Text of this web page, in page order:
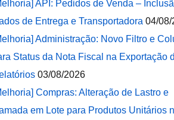
API: Pedidos de Venda –
de Entrega e Transportadora 04/08/
Administração: Novo Filtro e
Status da Nota Fiscal na Exportação
03/08/2026
Compras: Alteração de Lastro e
em Lote para Produtos Unitários